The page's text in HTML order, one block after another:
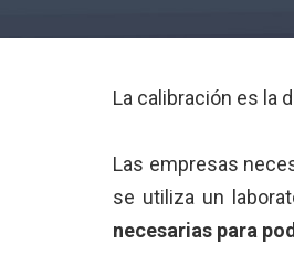
La calibración es la
Las empresas
se utiliza un
necesarias para